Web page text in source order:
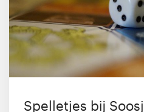
Spelletjes bij